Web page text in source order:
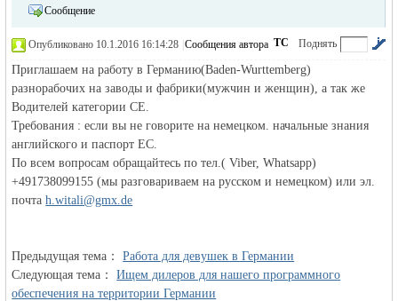
жизнь и
объявления в
Сообщение
Поднять
ТС
Опубликовано 10.1.2016 16:14:28 Сообщения автора
Приглашаем на работу в Германию(Baden-Wurttemberg)
разнорабочих на заводы и фабрики(мужчин и женщин), а так же
Водителей категории СЕ.
Требования : если вы не говорите на немецком. начальные знания
английского и паспорт ЕС.
По всем вопросам обращайтесь по тел.( Viber, Whatsapp)
+491738099155 (мы разговариваем на русском и немецком) или эл.
почтаh.witali@gmx.de
Предыдущая тема：Работа для девушек в Германии
Следующая тема：Ищем дилеров для нашего программного
обеспечения на территории Германии